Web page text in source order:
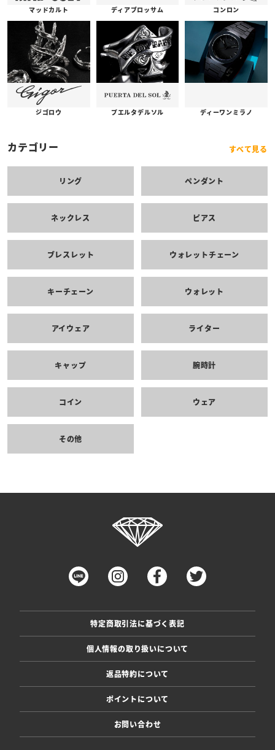
マッドカルト ディアブロッサム コンロン
ジゴロウ プエルタデルソル ディーワンミラノ
カテゴリー すべて見る
リング ペンダント
ネックレス ピアス
ブレスレット ウォレットチェーン
キーチェーン ウォレット
アイウェア ライター
キャップ 腕時計
コイン ウェア
その他
特定商取引法に基づく表記
個人情報の取り扱いについて
返品特約について
ポイントについて
お問い合わせ